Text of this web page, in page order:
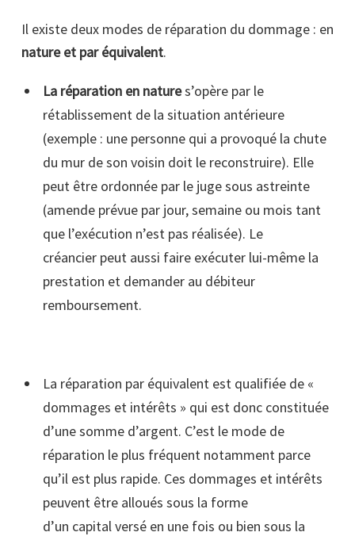
Il existe deux modes de réparation du dommage : en
nature et par équivalent.
La réparation en natures’opère par le
rétablissement de la situation antérieure
(exemple : une personne qui a provoqué la chute
du mur de son voisin doit le reconstruire). Elle
peut être ordonnée par le juge sous astreinte
(amende prévue par jour, semaine ou mois tant
que l’exécution n’est pas réalisée). Le
créancier peut aussi faire exécuter lui-même la
prestation et demander au débiteur
remboursement.
La réparation par équivalent est qualifiée de «
dommages et intérêts » qui est donc constituée
d’une somme d’argent. C’est le mode de
réparation le plus fréquent notamment parce
qu’il est plus rapide. Ces dommages et intérêts
peuvent être alloués sous la forme
d’un capital versé en une fois ou bien sous la